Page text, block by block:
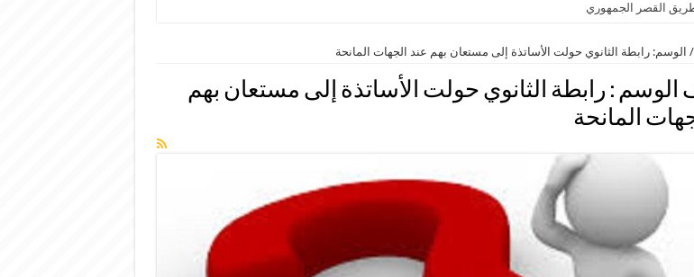
طريق القصر الجمهوري
/ الوسم:رابطة الثانوي حولت الأساتذة إلى مستعان بهم عند الجهات المانحة
الوسم : رابطة الثانوي حولت الأساتذة إلى مستعان بهم
المانحة